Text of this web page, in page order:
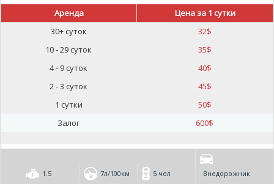
Аренда
Цена за 1 сутки
30+ суток
32$
10 - 29 суток
35$
4 - 9 суток
40$
2 - 3 суток
45$
1 сутки
50$
Залог
600$
1.5 7л/100км 5 чел Внедорожник